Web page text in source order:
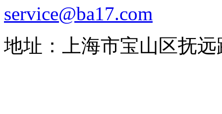
service@ba17.com
地址：上海市宝山区抚